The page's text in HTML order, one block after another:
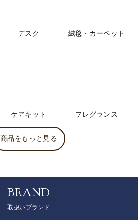
デスク 絨毯・カーペット
ケアキット フレグランス
商品をもっと見る
BRAND
取扱いブランド